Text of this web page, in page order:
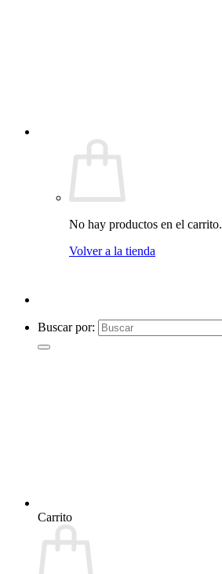
No hay productos en el carrito.
Volver a la tienda
Buscar por:
Carrito